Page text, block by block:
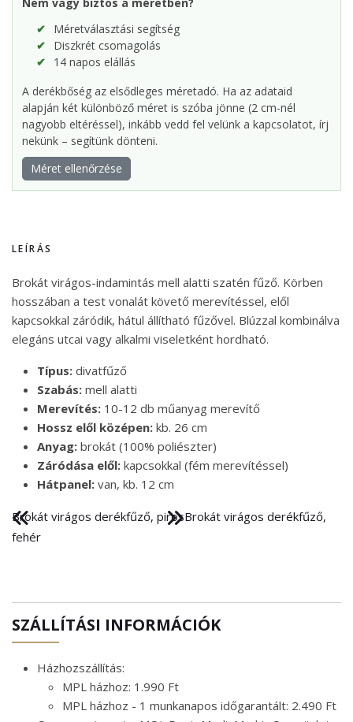
Méretválasztási segítség
Diszkrét csomagolás
14 napos elállás
A derékbőség az elsődleges méretadó. Ha az adataid
alapján két különböző méret is szóba jönne (2 cm-nél
nagyobb eltéréssel), inkább vedd fel velünk a kapcsolatot, írj
nekünk – segítünk dönteni.
Méret ellenőrzése
LEÍRÁS
Brokát virágos-indamintás mell alatti szatén fűző. Körben
hosszában a test vonalát követő merevítéssel, elől
kapcsokkal záródik, hátul állítható fűzővel. Blúzzal kombinálva
elegáns utcai vagy alkalmi viseletként hordható.
Típus: divatfűző
Szabás: mell alatti
Merevítés: 10-12 db műanyag merevítő
Hossz elől középen: kb. 26 cm
Anyag: brokát (100% poliészter)
Záródása elől: kapcsokkal (fém merevítéssel)
Hátpanel: van, kb. 12 cm
Brokát virágos derékfűző, pirosBrokát virágos derékfűző,
fehér
SZÁLLÍTÁSI INFORMÁCIÓK
Házhozszállítás:
MPL házhoz: 1.990 Ft
MPL házhoz - 1 munkanapos időgarantált: 2.490 Ft